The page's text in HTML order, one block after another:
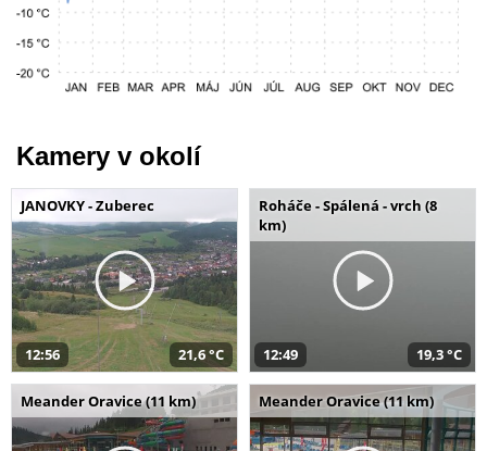
Kamery v okolí
JANOVKY - Zuberec
12:56 21,6 °C
Roháče - Spálená - vrch (8
km)
12:49 19,3 °C
Meander Oravice (11 km) Meander Oravice (11 km)